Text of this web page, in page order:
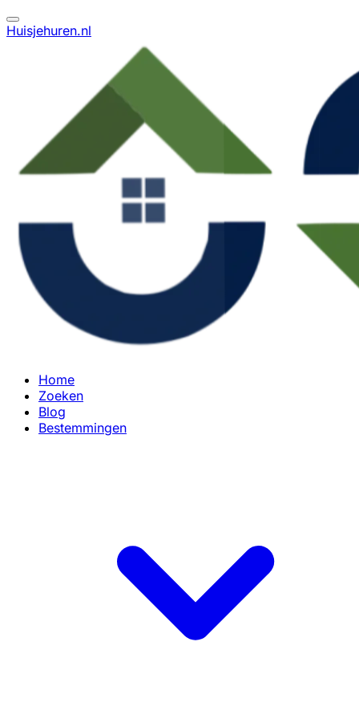
Huisjehuren.nl
Home
Zoeken
Blog
Bestemmingen